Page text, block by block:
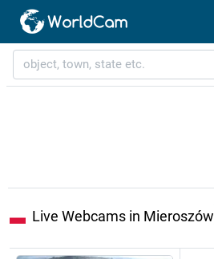
Live Webcams in Mieroszów